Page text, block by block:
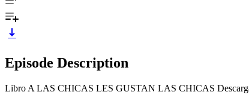
Episode Description
Libro A LAS CHICAS LES GUSTAN LAS CHICAS